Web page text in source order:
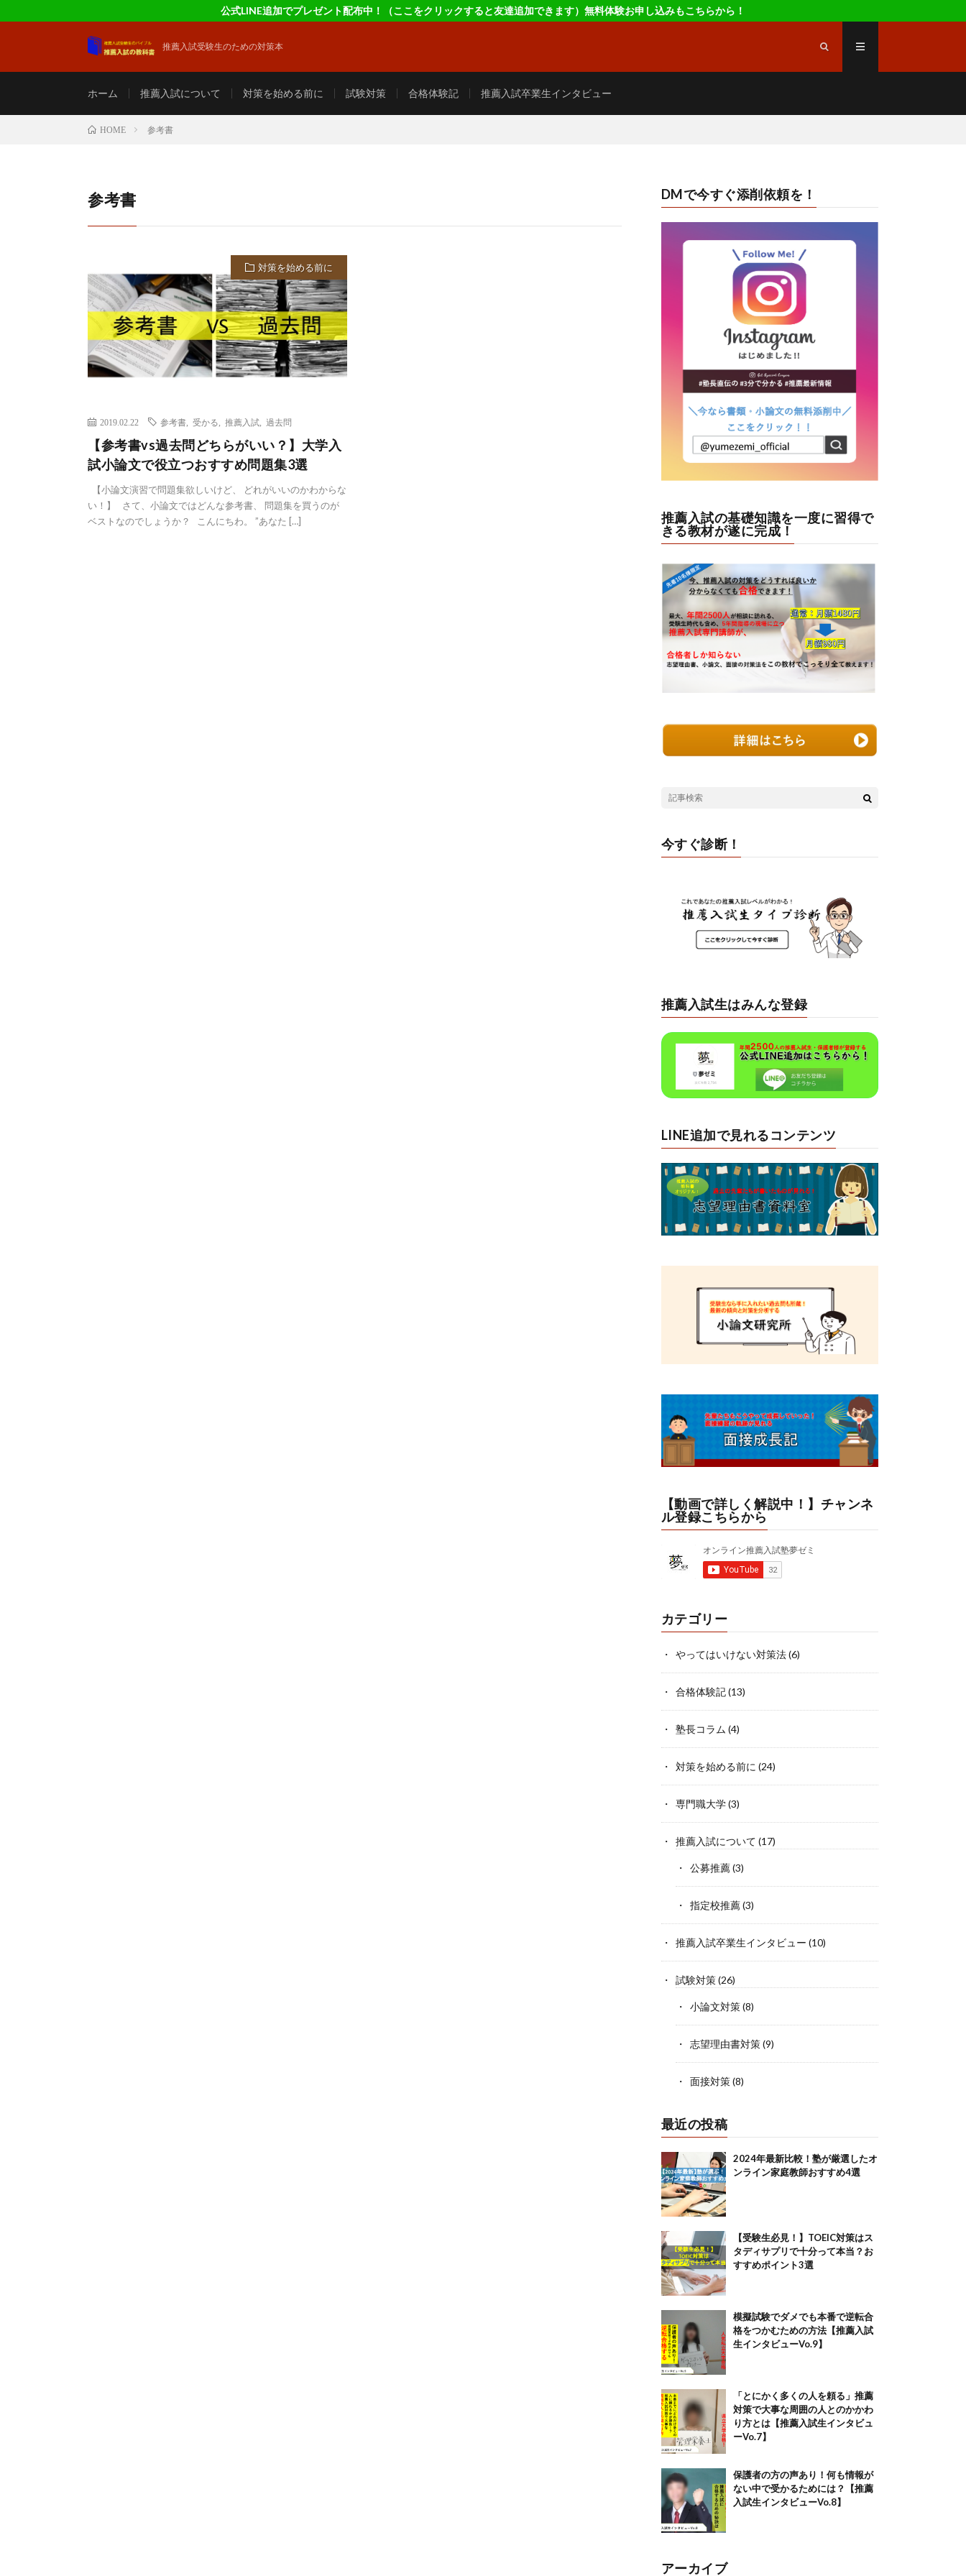
公式LINE追加でプレゼント配布中！（ここをクリックすると友達追加できます）無料体験お申し込みもこちらから！
推薦入試受験生のための対策本
ホーム 推薦入試について 対策を始める前に 試験対策 合格体験記 推薦入試卒業生インタビュー
HOME 参考書
参考書
対策を始める前に
2019.02.22 参考書 受かる 推薦入試 過去問
【参考書vs過去問どちらがいい？】大学入
試小論文で役立つおすすめ問題集3選
【小論文演習で問題集欲しいけど、 どれがいいのかわからな
い！】 さて、小論文ではどんな参考書、 問題集を買うのが
ベストなのでしょうか？ こんにちわ。 ”あなた […]
DMで今すぐ添削依頼を！
推薦入試の基礎知識を一度に習得で
きる教材が遂に完成！
今すぐ診断！
推薦入試生はみんな登録
LINE追加で見れるコンテンツ
【動画で詳しく解説中！】チャンネ
ル登録こちらから
カテゴリー
やってはいけない対策法(6)
合格体験記(13)
塾長コラム (4)
対策を始める前に (24)
専門職大学(3)
推薦入試について (17)
公募推薦(3)
指定校推薦(3)
推薦入試卒業生インタビュー (10)
試験対策(26)
小論文対策(8)
志望理由書対策(9)
面接対策(8)
最近の投稿
2024年最新比較！塾が厳選したオ
ンライン家庭教師おすすめ4選
【受験生必見！】TOEIC対策はス
タディサプリで十分って本当？お
すすめポイント3選
模擬試験でダメでも本番で逆転合
格をつかむための方法【推薦入試
生インタビューVo.9】
「とにかく多くの人を頼る」推薦
対策で大事な周囲の人とのかかわ
り方とは【推薦入試生インタビュ
ーVo.7】
保護者の方の声あり！何も情報が
ない中で受かるためには？【推薦
入試生インタビューVo.8】
アーカイブ